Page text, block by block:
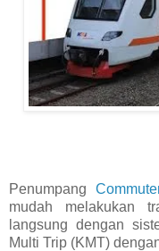
Penumpang
mudah melakukan
langsung dengan
Multi Trip (KMT)